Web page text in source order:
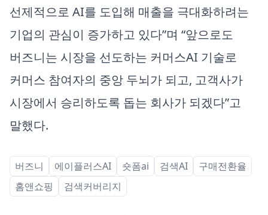
선제적으로 AI를 도입해 매출을 극대화하려는
기업의 관심이 증가하고 있다”며 “앞으로도
버즈니는 시장을 선도하는 커머스AI 기술로
커머스 참여자의 중앙 두뇌가 되고, 고객사가
시장에서 승리하도록 돕는 회사가 되겠다”고
말했다.
버즈니 에이플러스AI 숏폼ai 검색AI
구매전환율
홈앤쇼핑
검색커버리지